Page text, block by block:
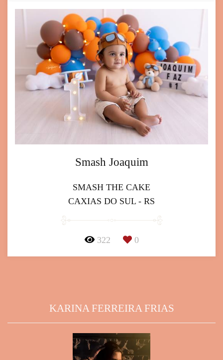
Smash Joaquim
SMASH THE CAKE
CAXIAS DO SUL - RS
322 0
KARINA FERREIRA FRIAS